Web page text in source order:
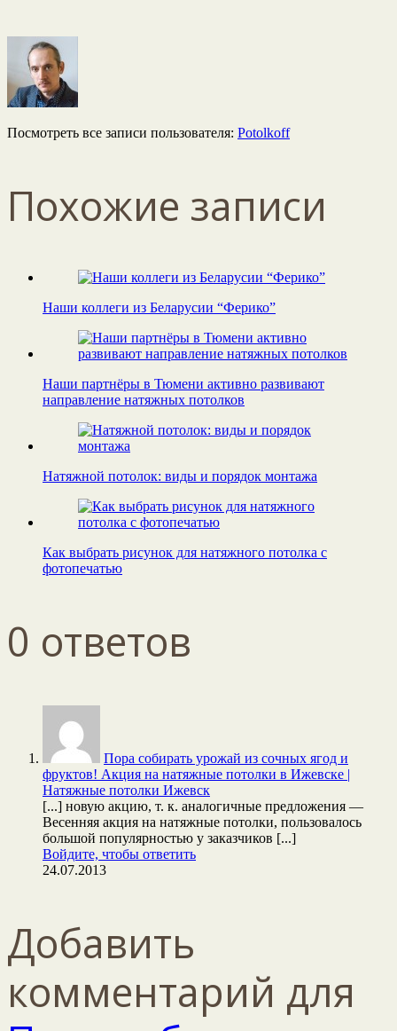
Посмотреть все записи пользователя: Potolkoff
Похожие записи
Наши коллеги из Беларусии “Ферико”
Наши партнёры в Тюмени активно развивают
направление натяжных потолков
Натяжной потолок: виды и порядок монтажа
Как выбрать рисунок для натяжного потолка с
фотопечатью
0 ответов
Пора собирать урожай из сочных ягод и
фруктов! Акция на натяжные потолки в Ижевске |
Натяжные потолки Ижевск
[...] новую акцию, т. к. аналогичные предложения —
Весенняя акция на натяжные потолки, пользовалось
большой популярностью у заказчиков [...]
Войдите, чтобы ответить
24.07.2013
Добавить
комментарий для